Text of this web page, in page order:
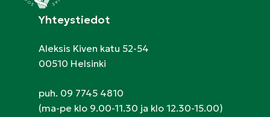
Yhteystiedot
Aleksis Kiven katu 52-54
00510 Helsinki
puh. 09 7745 4810
(ma-pe klo 9.00-11.30 ja klo 12.30-15.00)